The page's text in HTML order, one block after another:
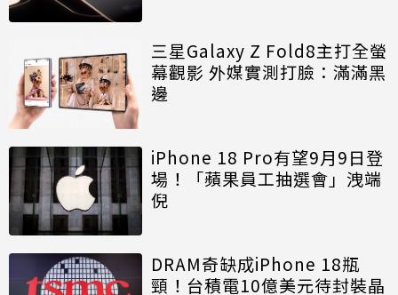
三星Galaxy Z Fold8主打全螢
幕觀影 外媒實測打臉：滿滿黑
邊
iPhone 18 Pro有望9月9日登
場！「蘋果員工抽選會」洩端
倪
DRAM奇缺成iPhone 18瓶
頸！台積電10億美元待封裝晶